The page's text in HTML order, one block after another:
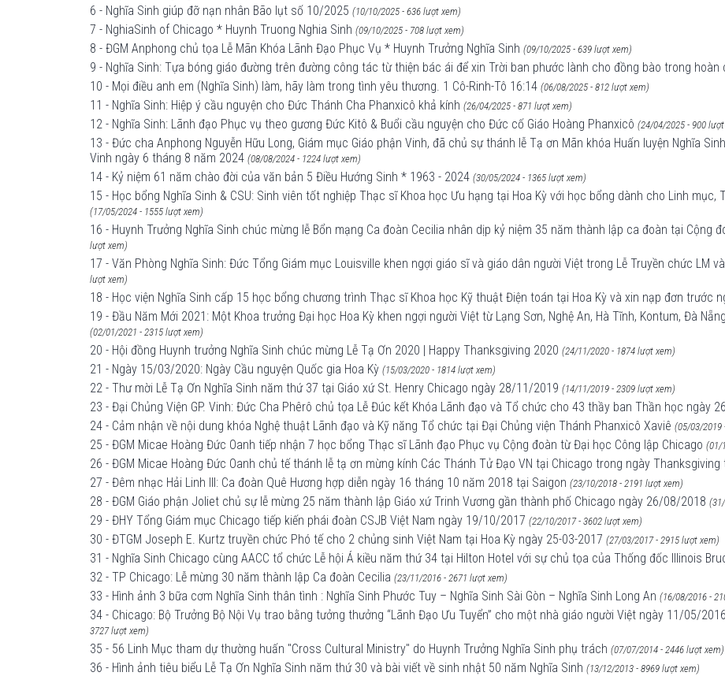
6 - Nghĩa Sinh giúp đỡ nạn nhân Bão lụt số 10/2025 (10/10/2025 - 636 lượt xem)
7 - NghiaSinh of Chicago * Huynh Truong Nghia Sinh (09/10/2025 - 708 lượt xem)
8 - ĐGM Anphong chủ tọa Lễ Mãn Khóa Lãnh Đạo Phục Vụ * Huynh Trưởng Nghĩa Sinh (09/10/2025 - 639 lượt xem)
9 - Nghĩa Sinh: Tựa bóng giáo đường trên đường công tác từ thiện bác ái để xin Trời ban phước lành cho đồng bào trong hoàn
10 - Mọi điều anh em (Nghĩa Sinh) làm, hãy làm trong tình yêu thương. 1 Cô-Rinh-Tô 16:14 (06/08/2025 - 812 lượt xem)
11 - Nghĩa Sinh: Hiệp ý cầu nguyện cho Đức Thánh Cha Phanxicô khả kính (26/04/2025 - 871 lượt xem)
12 - Nghĩa Sinh: Lãnh đạo Phục vụ theo gương Đức Kitô & Buổi cầu nguyện cho Đức cố Giáo Hoàng Phanxicô (24/04/2025 - 900
13 - Đức cha Anphong Nguyễn Hữu Long, Giám mục Giáo phận Vinh, đã chủ sự thánh lễ Tạ ơn Mãn khóa Huấn luyện Nghĩa
Vinh ngày 6 tháng 8 năm 2024 (08/08/2024 - 1224 lượt xem)
14 - Kỷ niệm 61 năm chào đời của văn bản 5 Điều Hướng Sinh * 1963 - 2024 (30/05/2024 - 1365 lượt xem)
15 - Học bổng Nghĩa Sinh & CSU: Sinh viên tốt nghiệp Thạc sĩ Khoa học Ưu hạng tại Hoa Kỳ với học bổng dành cho Linh mục,
(17/05/2024 - 1555 lượt xem)
16 - Huynh Trưởng Nghĩa Sinh chúc mừng lễ Bổn mạng Ca đoàn Cecilia nhân dịp kỷ niệm 35 năm thành lập ca đoàn tại Cộng
lượt xem)
17 - Văn Phòng Nghĩa Sinh: Đức Tổng Giám mục Louisville khen ngợi giáo sĩ và giáo dân người Việt trong Lễ Truyền chức LM
lượt xem)
18 - Học viện Nghĩa Sinh cấp 15 học bổng chương trình Thạc sĩ Khoa học Kỹ thuật Điện toán tại Hoa Kỳ và xin nạp đơn trước
19 - Đầu Năm Mới 2021: Một Khoa trưởng Đại học Hoa Kỳ khen ngợi người Việt từ Lạng Sơn, Nghệ An, Hà Tĩnh, Kontum, Đà
(02/01/2021 - 2315 lượt xem)
20 - Hội đồng Huynh trưởng Nghĩa Sinh chúc mừng Lễ Tạ Ơn 2020 | Happy Thanksgiving 2020 (24/11/2020 - 1874 lượt xem)
21 - Ngày 15/03/2020: Ngày Cầu nguyện Quốc gia Hoa Kỳ (15/03/2020 - 1814 lượt xem)
22 - Thư mời Lễ Tạ Ơn Nghĩa Sinh năm thứ 37 tại Giáo xứ St. Henry Chicago ngày 28/11/2019 (14/11/2019 - 2309 lượt xem)
23 - Đại Chủng Viện GP. Vinh: Đức Cha Phêrô chủ tọa Lễ Đúc kết Khóa Lãnh đạo và Tổ chức cho 43 thầy ban Thần học ngày
24 - Cảm nhận về nội dung khóa Nghệ thuật Lãnh đạo và Kỹ năng Tổ chức tại Đại Chủng viện Thánh Phanxicô Xaviê (05/03/2019
25 - ĐGM Micae Hoàng Đức Oanh tiếp nhận 7 học bổng Thạc sĩ Lãnh đạo Phục vụ Cộng đoàn từ Đại học Công lập Chicago (01/
26 - ĐGM Micae Hoàng Đức Oanh chủ tế thánh lễ tạ ơn mừng kính Các Thánh Tử Đạo VN tại Chicago trong ngày
27 - Đêm nhạc Hải Linh III: Ca đoàn Quê Hương hợp diễn ngày 16 tháng 10 năm 2018 tại Saigon (23/10/2018 - 2191 lượt xem)
28 - ĐGM Giáo phận Joliet chủ sự lễ mừng 25 năm thành lập Giáo xứ Trinh Vương gần thành phố Chicago ngày 26/08/2018
29 - ĐHY Tổng Giám mục Chicago tiếp kiến phái đoàn CSJB Việt Nam ngày 19/10/2017 (22/10/2017 - 3602 lượt xem)
30 - ĐTGM Joseph E. Kurtz truyền chức Phó tế cho 2 chủng sinh Việt Nam tại Hoa Kỳ ngày 25-03-2017 (27/03/2017 - 2915 lượt xem)
31 - Nghĩa Sinh Chicago cùng AACC tổ chức Lễ hội Á kiều năm thứ 34 tại Hilton Hotel với sự chủ tọa của Thống đốc Illinois
32 - TP Chicago: Lễ mừng 30 năm thành lập Ca đoàn Cecilia (23/11/2016 - 2671 lượt xem)
33 - Hình ảnh 3 bữa cơm Nghĩa Sinh thân tình : Nghĩa Sinh Phước Tuy – Nghĩa Sinh Sài Gòn – Nghĩa Sinh Long An (16/08/2016 -
34 - Chicago: Bộ Trưởng Bộ Nội Vụ trao bằng tưởng thưởng “Lãnh Đạo Ưu Tuyển” cho một nhà giáo người Việt ngày 11/05/
3727 lượt xem)
35 - 56 Linh Mục tham dự thường huấn "Cross Cultural Ministry" do Huynh Trưởng Nghĩa Sinh phụ trách (07/07/2014 - 2446 lượt xem)
36 - Hình ảnh tiêu biểu Lễ Tạ Ơn Nghĩa Sinh năm thứ 30 và bài viết về sinh nhật 50 năm Nghĩa Sinh (13/12/2013 - 8969 lượt xem)